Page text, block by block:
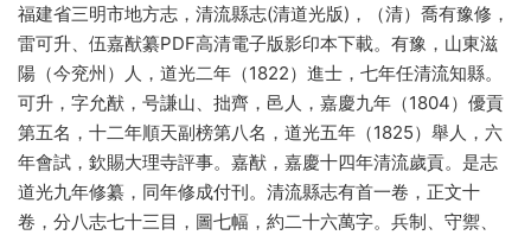
福建省三明市地方志，清流縣志(清道光版)，（清）喬有豫修，
雷可升、伍嘉猷纂PDF高清電子版影印本下載。有豫，山東滋
陽（今兖州）人，道光二年（1822）進士，七年任清流知縣。
可升，字允猷，号謙山、拙齊，邑人，嘉慶九年（1804）優貢
第五名，十二年順天副榜第八名，道光五年（1825）舉人，六
年會試，欽賜大理寺評事。嘉猷，嘉慶十四年清流歲貢。是志
道光九年修纂，同年修成付刊。清流縣志有首一卷，正文十
卷，分八志七十三目，圖七幅，約二十六萬字。兵制、守禦、